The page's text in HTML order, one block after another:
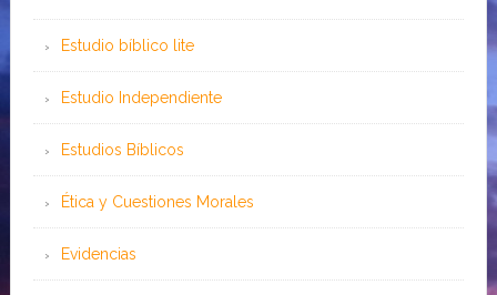
Estudio bíblico lite
Estudio Independiente
Estudios Bíblicos
Ética y Cuestiones Morales
Evidencias